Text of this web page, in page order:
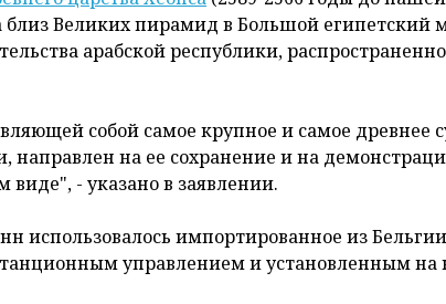
близ Великих пирамид в Большой египетский
арабской республики,
собой самое крупное и самое древнее
направлен на ее сохранение и на
виде", - указано в заявлении.
использовалось импортированное из Бельгии
управлением и установленным на